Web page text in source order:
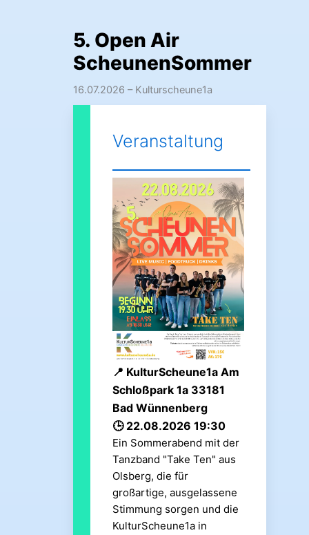
5. Open Air
ScheunenSommer
16.07.2026 – Kulturscheune1a
Veranstaltung
KulturScheune1a Am
Schloßpark 1a 33181
Bad Wünnenberg
22.08.2026 19:30
Ein Sommerabend mit der
Tanzband "Take Ten" aus
Olsberg, die für
großartige, ausgelassene
Stimmung sorgen und die
KulturScheune1a in